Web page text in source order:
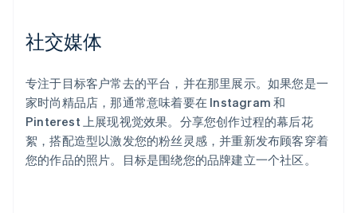
社交媒体
专注于目标客户常去的平台，并在那里展示。如果您是一
家时尚精品店，那通常意味着要在 Instagram 和
Pinterest 上展现视觉效果。分享您创作过程的幕后花
絮，搭配造型以激发您的粉丝灵感，并重新发布顾客穿着
您的作品的照片。目标是围绕您的品牌建立一个社区。